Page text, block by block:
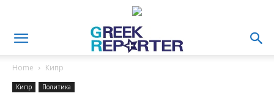
Home Кипр
Кипр Политика